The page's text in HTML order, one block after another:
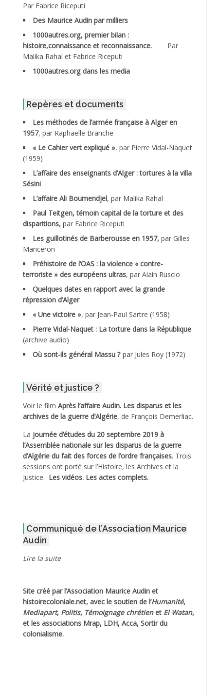
ABDESSELAMI Kouider
ABDESSLEM Ahmed dit le Coiffeur
ABDOUDOU
ABID Mohamed
ABNOUN Salah
ACHACHE M.*
ACHLAF Ali
ADALMI
ADANE Ramdane *
ADDAD
ADDALA Boualem*
ADDANE
ADDECHE Rachid
ADELIOUAT Vve AIT SAADA
ADJANI Khaled
ADJAOUT
ADNI Mohamed Akli
ADOUL Arab *
AGOULMINE
AHLOUCHE Mabrouk *
AIBLIED Ahmed
Par Fabrice Riceputi
Des Maurice Audin par milliers
1000autres.org, premier bilan :
histoire,connaissance et reconnaissance.
Par
Malika Rahal et Fabrice Riceputi
1000autres.org dans les media
Repères et documents
Les méthodes de l’armée française à Alger en
1957, par Raphaëlle Branche
« Le Cahier vert expliqué », par Pierre Vidal-Naquet
(1959)
L’affaire des enseignants d’Alger : tortures à la villa
Sésini
L’affaire Ali Boumendjel, par Malika Rahal
Paul Teitgen, témoin capital de la torture et des
disparitions, par Fabrice Riceputi
Les guillotinés de Barberousse en 1957, par Gilles
Manceron
Préhistoire de l’OAS : la violence « contre-
terroriste » des européens ultras, par Alain Ruscio
Quelques dates en rapport avec la grande
répression d’Alger
« Une victoire », par Jean-Paul Sartre (1958)
Pierre Vidal-Naquet : La torture dans la République
(archive audio)
Où sont-ils général Massu ? par Jules Roy (1972)
Vérité et justice ?
Voir le film Après l’affaire Audin. Les disparus et les
archives de la guerre d’Algérie, de François Demerliac.
La journée d’études du 20 septembre 2019 à
l’Assemblée nationale sur les disparus de la guerre
d’Algérie du fait des forces de l’ordre françaises. Trois
sessions ont porté sur l’Histoire, les Archives et la
Justice. Les vidéos. Les actes complets.
Communiqué de l’Association Maurice
Audin
Lire la suite
Site créé par l’Association Maurice Audinet
histoirecoloniale.net, avec le soutien de l’Humanité,
Mediapart, Politis, Témoignage chrétienet El Watan,
et les associations Mrap, LDH, Acca, Sortir du
colonialisme.